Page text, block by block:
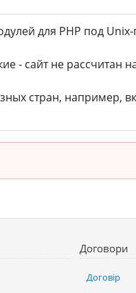
для PHP под
- сайт не рассчитан
стран, например,
Договори
Договір